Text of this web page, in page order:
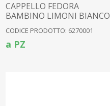
CAPPELLO FEDORA
BAMBINO LIMONI BIANCO
CODICE PRODOTTO: 6270001
a PZ